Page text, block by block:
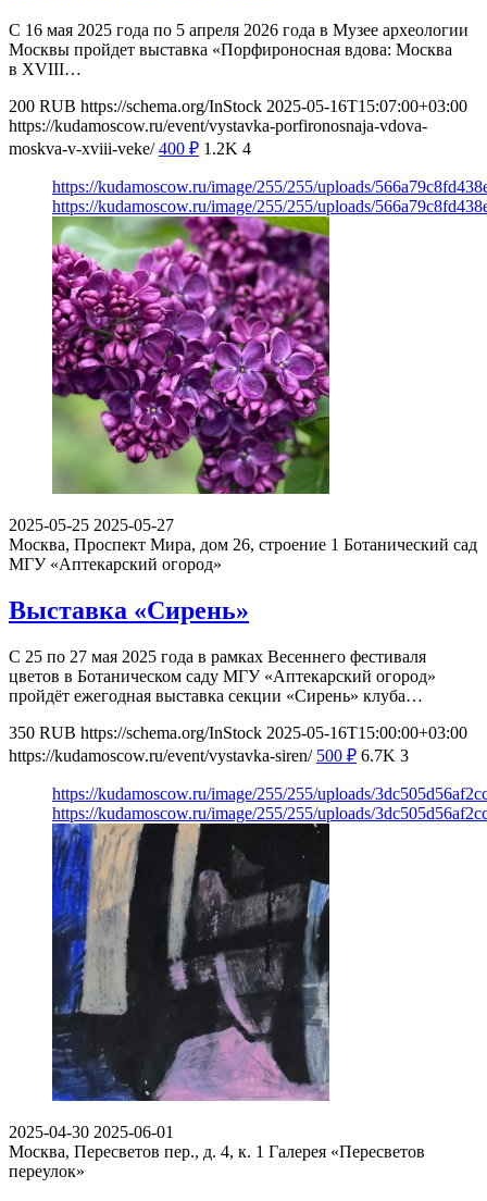
С 16 мая 2025 года по 5 апреля 2026 года в Музее археологии
Москвы пройдет выставка «Порфироносная вдова: Москва
в XVIII…
200 RUB https://schema.org/InStock 2025-05-16T15:07:00+03:00
https://kudamoscow.ru/event/vystavka-porfironosnaja-vdova-
moskva-v-xviii-veke/ 400 ₽ 1.2K 4
https://kudamoscow.ru/image/255/255/uploads/
https://kudamoscow.ru/image/255/255/uploads/
2025-05-25 2025-05-27
Москва, Проспект Мира, дом 26, строение 1 Ботанический сад
МГУ «Аптекарский огород»
Выставка «Сирень»
С 25 по 27 мая 2025 года в рамках Весеннего фестиваля
цветов в Ботаническом саду МГУ «Аптекарский огород»
пройдёт ежегодная выставка секции «Сирень» клуба…
350 RUB https://schema.org/InStock 2025-05-16T15:00:00+03:00
https://kudamoscow.ru/event/vystavka-siren/ 500 ₽ 6.7K 3
https://kudamoscow.ru/image/255/255/uploads/
https://kudamoscow.ru/image/255/255/uploads/
2025-04-30 2025-06-01
Москва, Пересветов пер., д. 4, к. 1 Галерея «Пересветов
переулок»